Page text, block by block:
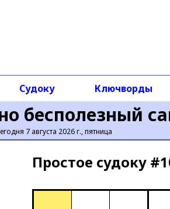
бесполезный
7 августа 2026 г., пятница
Судоку Ключворды
Простое cудоку